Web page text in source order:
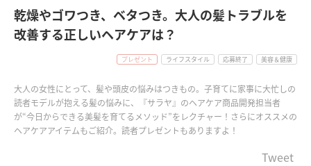
乾燥やゴワつき、ベタつき。大人の髪トラブルを
改善する正しいヘアケアは？
プレゼント ライフスタイル 応募終了 美容＆健康
大人の女性にとって、髪や頭皮の悩みはつきもの。子育てに家事に大忙しの
読者モデルが抱える髪の悩みに、『サラヤ』のヘアケア商品開発担当者
が“今日からできる美髪を育てるメソッド”をレクチャー！さらにオススメの
ヘアケアアイテムもご紹介。読者プレゼントもありますよ！
Tweet